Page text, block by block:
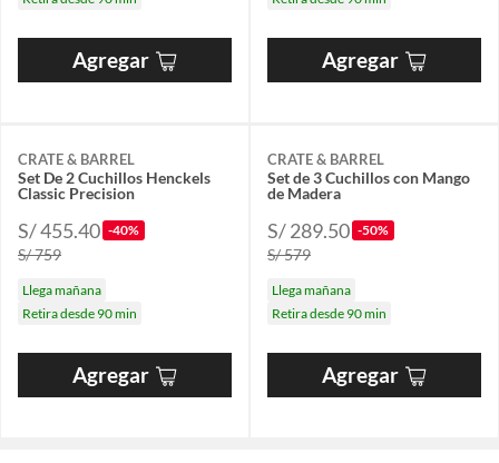
Agregar Agregar
CRATE & BARREL
Set De 2 Cuchillos Henckels
Classic Precision
S/ 455.40 -40%
S/ 759
Llega mañana
Retira desde 90 min
Agregar
CRATE & BARREL
Set de 3 Cuchillos con Mango
de Madera
S/ 289.50 -50%
S/ 579
Llega mañana
Retira desde 90 min
Agregar